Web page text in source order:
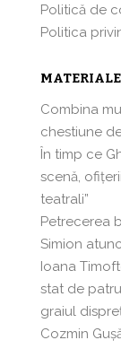
Politică de
Politica
Combina
chestiune
În timp ce
scenă,
teatrali”
Petrecerea
Simion
Ioana
stat de
graiul
Cozmin